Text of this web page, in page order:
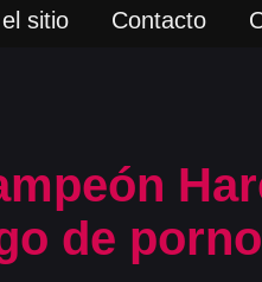
sitio Contacto
de